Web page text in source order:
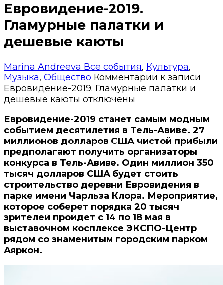
Евровидение-2019.
Гламурные палатки и
дешевые каюты
Marina Andreeva Все события, Культура,
Музыка, Общество Комментарии к записи
Евровидение-2019. Гламурные палатки и
дешевые каюты отключены
Евровидение-2019 станет самым модным
событием десятилетия в Тель-Авиве. 27
миллионов долларов США чистой прибыли
предполагают получить организаторы
конкурса в Тель-Авиве. Один миллион 350
тысяч долларов США будет стоить
строительство деревни Евровидения в
парке имени Чарльза Клора. Мероприятие,
которое соберет порядка 20 тысяч
зрителей пройдет с 14 по 18 мая в
выставочном косплексе ЭКСПО-Центр
рядом со знаменитым городским парком
Аяркон.